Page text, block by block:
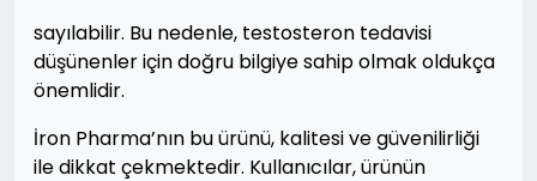
sayılabilir. Bu nedenle, testosteron tedavisi
düşünenler için doğru bilgiye sahip olmak oldukça
önemlidir.
İron Pharma’nın bu ürünü, kalitesi ve güvenilirliği
ile dikkat çekmektedir. Kullanıcılar, ürünün